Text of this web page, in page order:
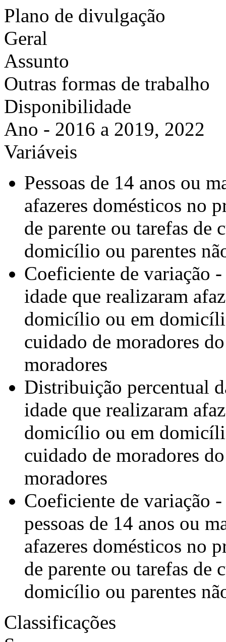
Plano de divulgação
Geral
Assunto
Outras formas de trabalho
Disponibilidade
Ano - 2016 a 2019, 2022
Variáveis
Pessoas de 14 anos ou
afazeres domésticos
de parente ou tarefas de
domicílio ou parentes
Coeficiente de variação -
idade que realizaram
domicílio ou em
cuidado de moradores
moradores
Distribuição percentual
idade que realizaram
domicílio ou em
cuidado de moradores
moradores
Coeficiente de variação
pessoas de 14 anos ou
afazeres domésticos
de parente ou tarefas de
domicílio ou parentes
Classificações